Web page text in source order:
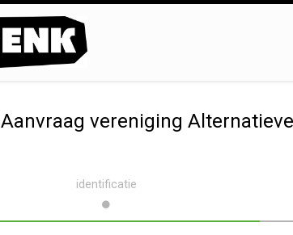
Aanvraag vereniging
identificatie